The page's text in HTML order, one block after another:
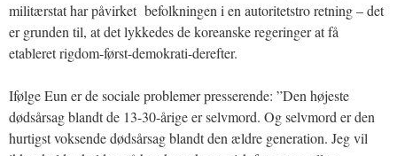
militærstat har påvirket befolkningen i en autoritetstro retning – det
er grunden til, at det lykkedes de koreanske regeringer at få
etableret rigdom-først-demokrati-derefter.
Ifølge Eun er de sociale problemer presserende: ”Den højeste
dødsårsag blandt de 13-30-årige er selvmord. Og selvmord er den
hurtigst voksende dødsårsag blandt den ældre generation. Jeg vil